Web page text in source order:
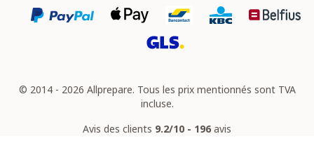
© 2014 - 2026 Allprepare. Tous les prix mentionnés sont TVA
incluse.
Avis des clients 9.2/10 - 196 avis